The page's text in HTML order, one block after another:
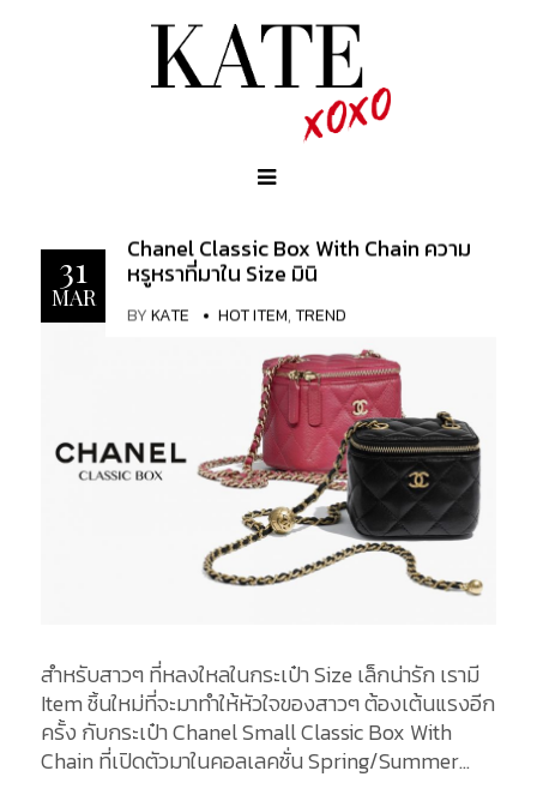
31
MAR
Chanel Classic Box With Chain ความ
หรูหราที่มาใน Size มินิ
BYKATE HOT ITEM, TREND
สำหรับสาวๆ ที่หลงใหลในกระเป๋า Size เล็กน่ารัก เรามี
Item ชิ้นใหม่ที่จะมาทำให้หัวใจของสาวๆ ต้องเต้นแรงอีก
ครั้ง กับกระเป๋า Chanel Small Classic Box With
Chain ที่เปิดตัวมาในคอลเลคชั่น Spring/Summer